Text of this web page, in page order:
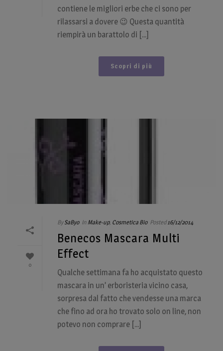
contiene le migliori erbe che ci sono per
rilassarsi a dovere 😉 Questa quantità
riempirà un barattolo di [...]
Scopri di più
0
By SaByo In Make-up, Cosmetica Bio Posted 16/12/2014
Benecos Mascara Multi
Effect
Qualche settimana fa ho acquistato questo
mascara in un’ erboristeria vicino casa,
sorpresa dal fatto che vendesse una marca
che fino ad ora ho trovato solo on line, non
potevo non comprare [...]